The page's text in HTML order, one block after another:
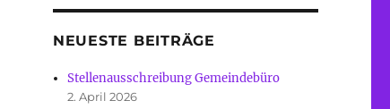
NEUESTE BEITRÄGE
Stellenausschreibung Gemeindebüro
2. April 2026